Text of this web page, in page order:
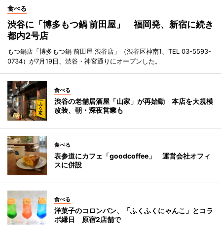
食べる
渋谷に「博多もつ鍋 前田屋」 福岡発、新宿に続き
都内2号店
もつ鍋店「博多もつ鍋 前田屋 渋谷店」（渋谷区神南1、TEL 03-5593-
0734）が7月19日、渋谷・神宮通りにオープンした。
食べる
渋谷の老舗居酒屋「山家」が再始動 本店を大規模
改装、朝・深夜営業も
食べる
表参道にカフェ「goodcoffee」 運営会社オフィ
スに併設
食べる
洋菓子のコロンバン、「ふくふくにゃんこ」とコラ
ボ縁日 原宿2店舗で